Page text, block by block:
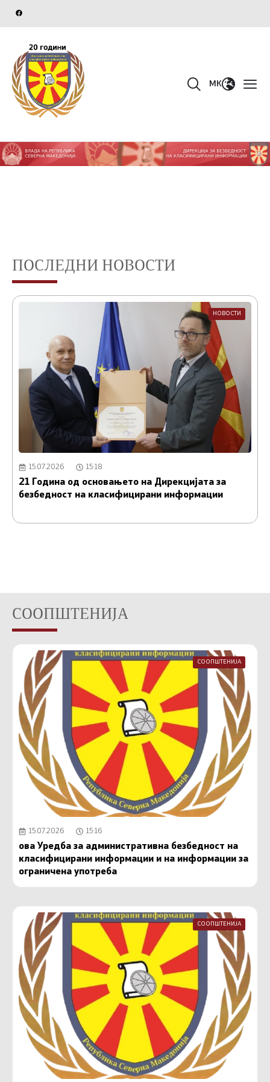
MK
ПОСЛЕДНИ НОВОСТИ
НОВОСТИ
15.07.2026 15:18
21 Година од основањето на Дирекцијата за
безбедност на класифицирани информации
СООПШТЕНИЈА
СООПШТЕНИЈА
15.07.2026 15:16
ова Уредба за административна безбедност на
класифицирани информации и на информации за
ограничена употреба
СООПШТЕНИЈА